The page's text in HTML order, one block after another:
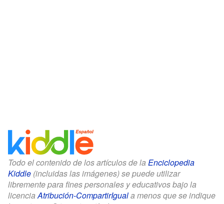
Todo el contenido de los artículos de la Enciclopedia
Kiddle (incluidas las imágenes) se puede utilizar
libremente para fines personales y educativos bajo la
licenciaAtribución-CompartirIguala menos que se indique